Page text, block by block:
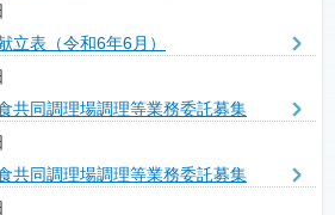
立表（令和6年6月）
共同調理場調理等業務委託募集
共同調理場調理等業務委託募集